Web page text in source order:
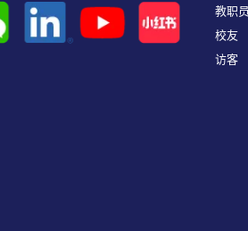
教职
校友
访客